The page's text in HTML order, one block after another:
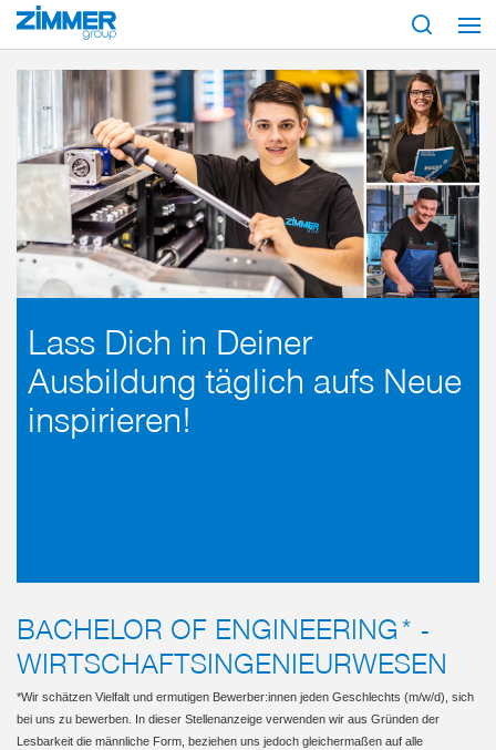
Start Karriere Bachelor of Engineering* -
Lass Dich in Deiner
Ausbildung täglich aufs Neue
inspirieren!
BACHELOR OF ENGINEERING* -
WIRTSCHAFTSINGENIEURWESEN
*Wir schätzen Vielfalt und ermutigen Bewerber:innen jeden Geschlechts (m/w/d), sich
bei uns zu bewerben. In dieser Stellenanzeige verwenden wir aus Gründen der
Lesbarkeit die männliche Form, beziehen uns jedoch gleichermaßen auf alle